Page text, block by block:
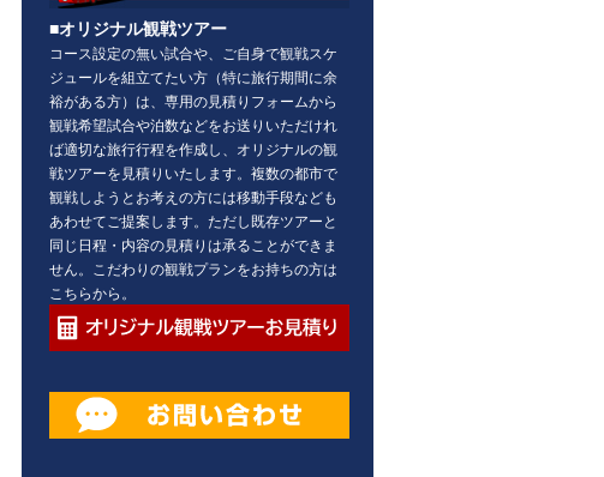
■オリジナル観戦ツアー
コース設定の無い試合や、ご自身で観戦スケ
ジュールを組立てたい方（特に旅行期間に余
裕がある方）は、専用の見積りフォームから
観戦希望試合や泊数などをお送りいただけれ
ば適切な旅行行程を作成し、オリジナルの観
戦ツアーを見積りいたします。複数の都市で
観戦しようとお考えの方には移動手段なども
あわせてご提案します。ただし既存ツアーと
同じ日程・内容の見積りは承ることができま
せん。こだわりの観戦プランをお持ちの方は
こちらから。